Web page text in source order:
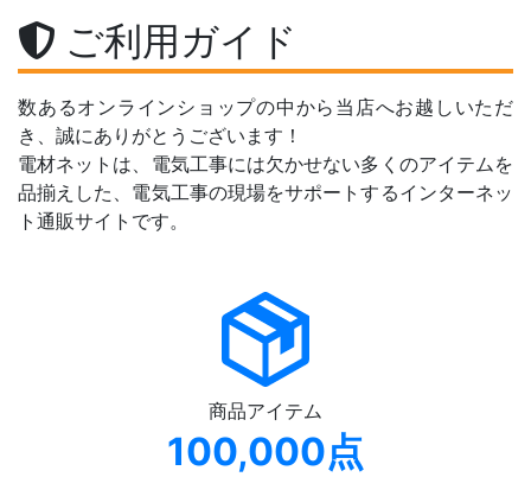
ご利用ガイド
数あるオンラインショップの中から当店へお越しいただ
き、誠にありがとうございます！
電材ネットは、電気工事には欠かせない多くのアイテムを
品揃えした、電気工事の現場をサポートするインターネッ
ト通販サイトです。
商品アイテム
100,000点